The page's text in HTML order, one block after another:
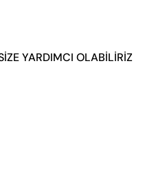
YARDIMCI OLABİLİRİZ